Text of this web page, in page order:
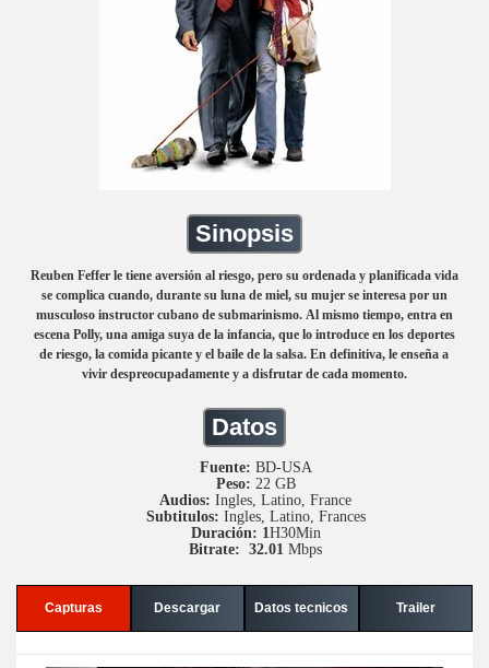
Sinopsis
Reuben Feffer le tiene aversión al riesgo, pero su ordenada y planificada vida
se complica cuando, durante su luna de miel, su mujer se interesa por un
musculoso instructor cubano de submarinismo. Al mismo tiempo, entra en
escena Polly, una amiga suya de la infancia, que lo introduce en los deportes
de riesgo, la comida picante y el baile de la salsa. En definitiva, le enseña a
vivir despreocupadamente y a disfrutar de cada momento.
Datos
Fuente: BD-USA
Peso: 22 GB
Audios: Ingles, Latino, France
Subtitulos: Ingles, Latino, Frances
Duración: 1H30Min
Bitrate: 32.01 Mbps
Capturas Descargar Datos tecnicos Trailer